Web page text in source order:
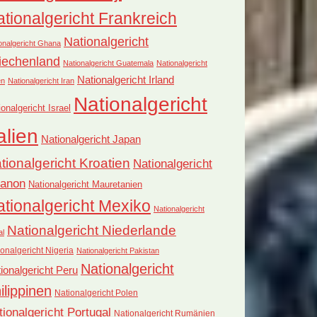
Frankreich
Ghana Nationalgericht
Nationalgericht Guatemala Nationalgericht
Nationalgericht Iran Nationalgericht Irland
Israel Nationalgericht
Nationalgericht Japan
Kroatien Nationalgericht
Nationalgericht Mauretanien
Mexiko Nationalgericht
Nationalgericht Niederlande
Nigeria Nationalgericht Pakistan
Peru Nationalgericht
Nationalgericht Polen
Portugal Nationalgericht Rumänien